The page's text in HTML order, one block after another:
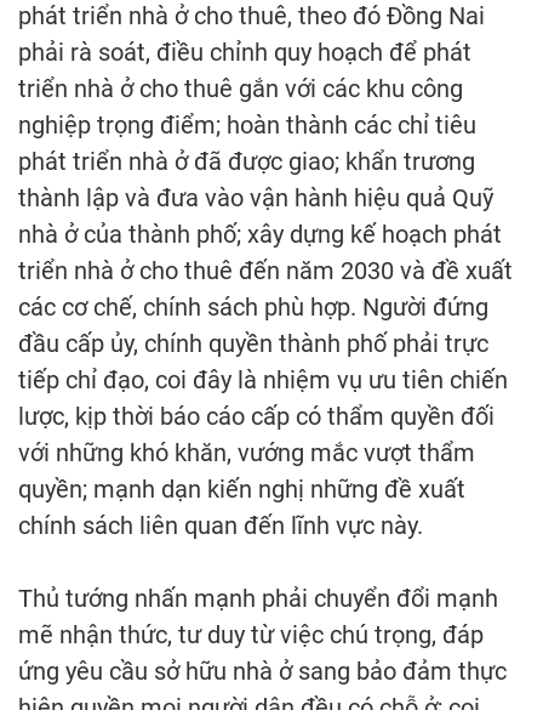
phát triển nhà ở cho thuê, theo đó Đồng Nai
phải rà soát, điều chỉnh quy hoạch để phát
triển nhà ở cho thuê gắn với các khu công
nghiệp trọng điểm; hoàn thành các chỉ tiêu
phát triển nhà ở đã được giao; khẩn trương
thành lập và đưa vào vận hành hiệu quả Quỹ
nhà ở của thành phố; xây dựng kế hoạch phát
triển nhà ở cho thuê đến năm 2030 và đề xuất
các cơ chế, chính sách phù hợp. Người đứng
đầu cấp ủy, chính quyền thành phố phải trực
tiếp chỉ đạo, coi đây là nhiệm vụ ưu tiên chiến
lược, kịp thời báo cáo cấp có thẩm quyền đối
với những khó khăn, vướng mắc vượt thẩm
quyền; mạnh dạn kiến nghị những đề xuất
chính sách liên quan đến lĩnh vực này.
Thủ tướng nhấn mạnh phải chuyển đổi mạnh
mẽ nhận thức, tư duy từ việc chú trọng, đáp
ứng yêu cầu sở hữu nhà ở sang bảo đảm thực